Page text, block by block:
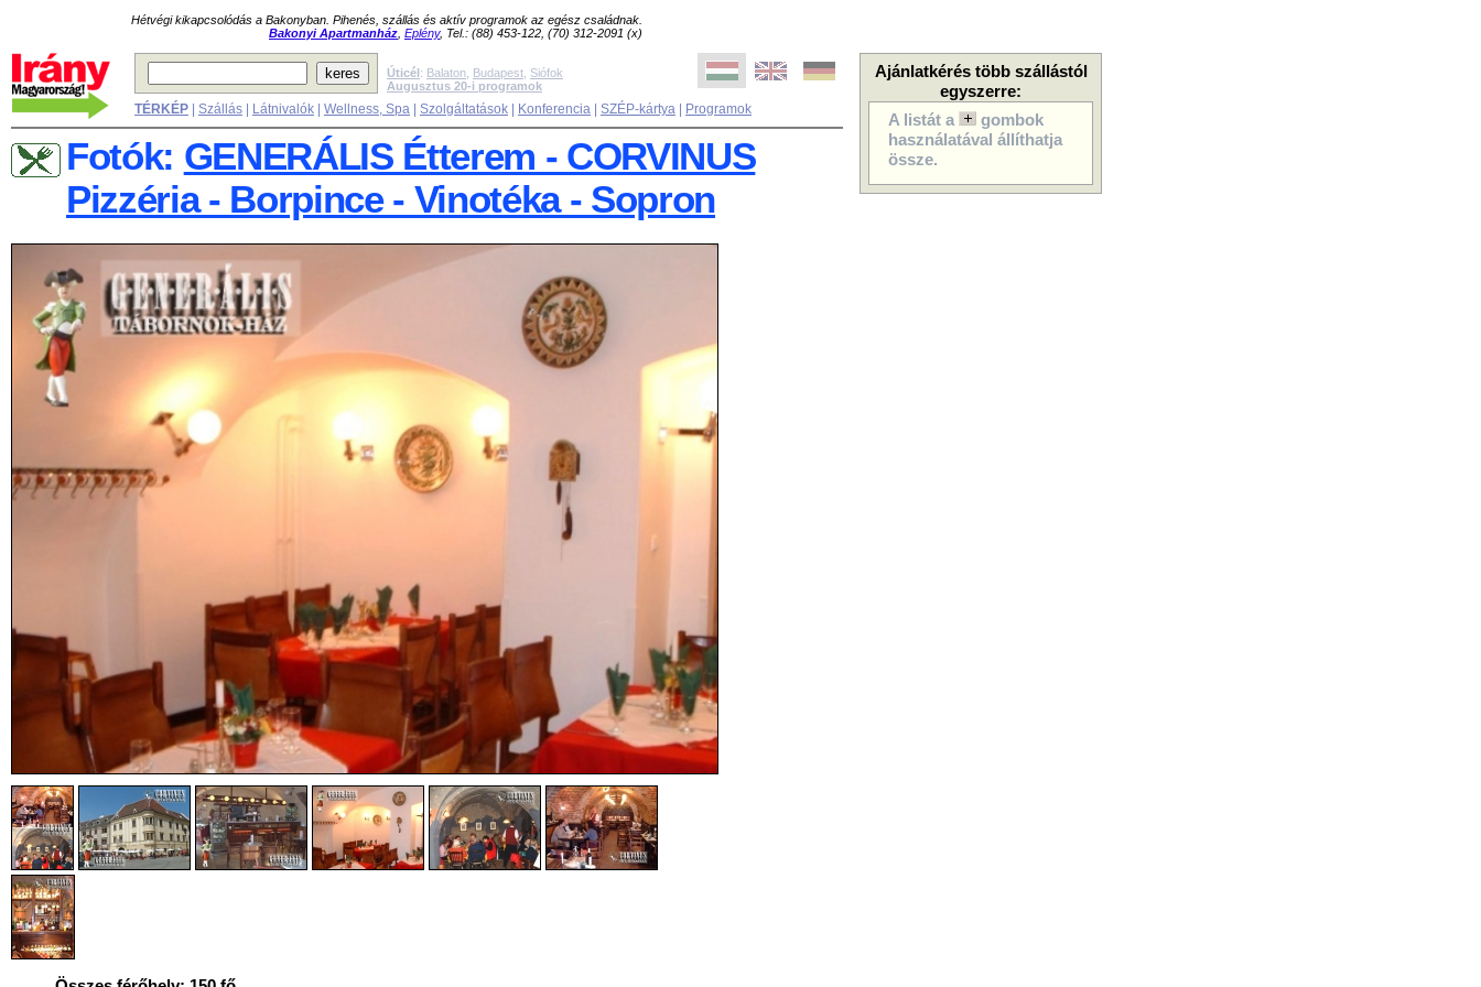
Hétvégi kikapcsolódás a Bakonyban. Pihenés, szállás és aktív programok az egész családnak.
Bakonyi Apartmanház Eplény, Tel.: (88) 453-122, (70) 312-2091 (x)
Ajánlatkérés több szállástól
egyszerre:
A listát a
gombok
használatával állíthatja
össze.
Úticél: Balaton Budapest Siófok
Augusztus 20-i programok
TÉRKÉP Szállás Látnivalók Wellness, Spa Szolgáltatások Konferencia SZÉP-kártya Programok
Fotók: GENERÁLIS Étterem - CORVINUS
Pizzéria - Borpince - Vinotéka - Sopron